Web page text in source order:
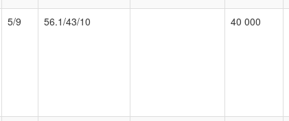
5/9 56.1/43/10 40 000